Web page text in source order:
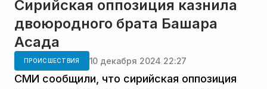
Сирийская оппозиция казнила
двоюродного брата Башара
Асада
ПРОИСШЕСТВИЯ 10 декабря 2024 22:27
СМИ сообщили, что сирийская оппозиция